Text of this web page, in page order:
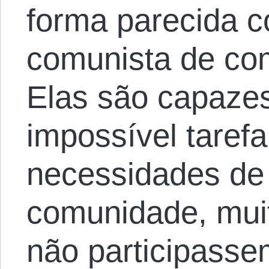
forma parecida
comunista de
Elas são
impossível
necessidades
comunidade,
não